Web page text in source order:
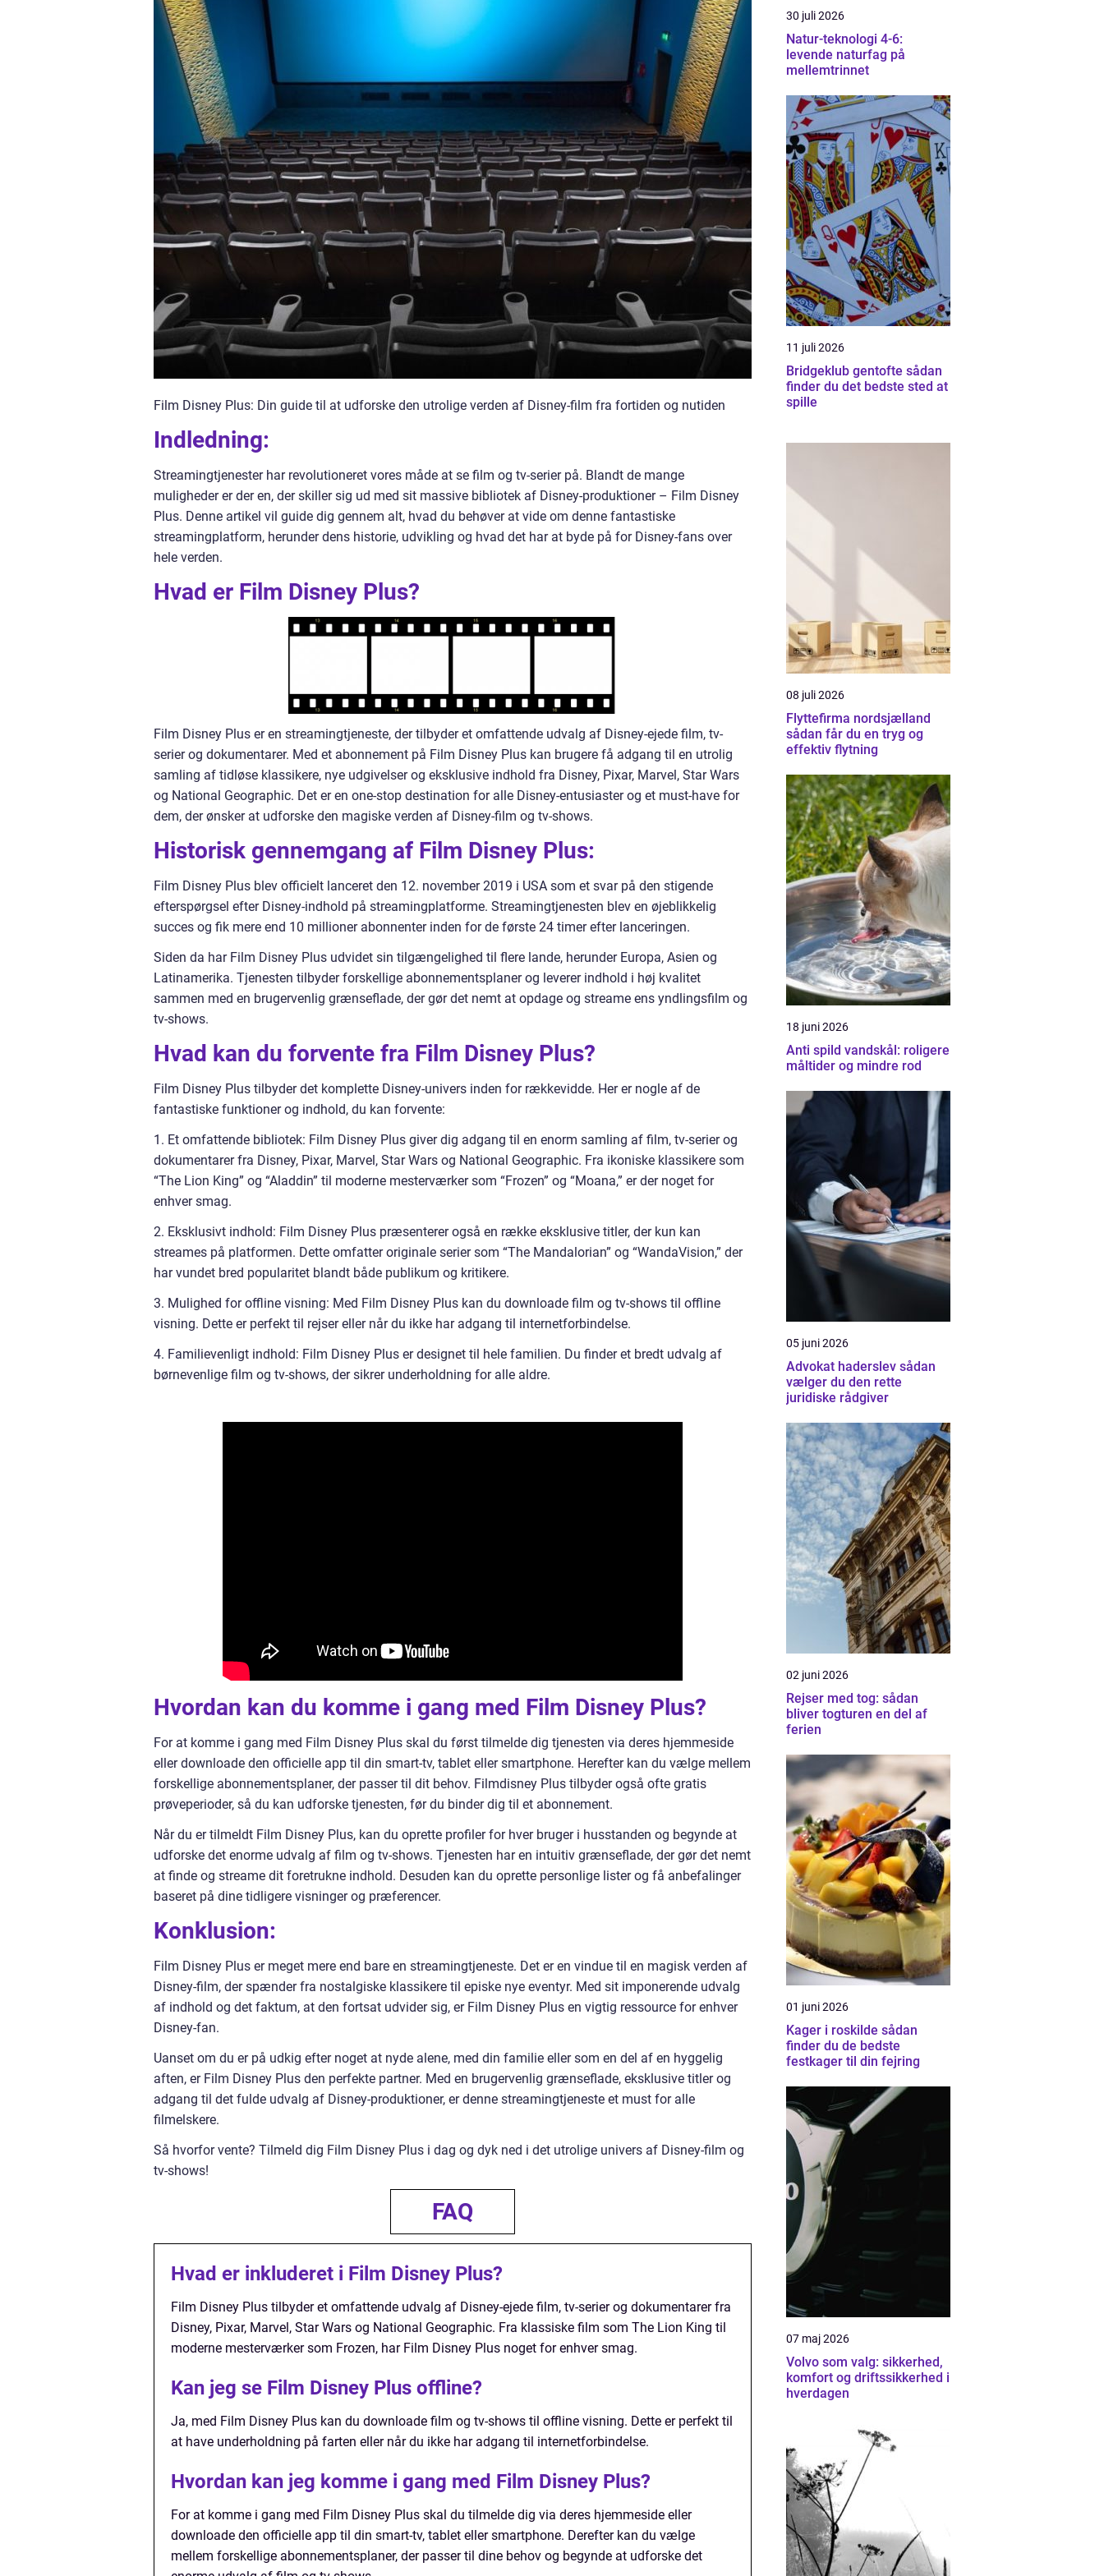
Film Disney Plus: Din guide til at udforske den utrolige verden af Disney-film fra fortiden og nutiden
Indledning:
Streamingtjenester har revolutioneret vores måde at se film og tv-serier på. Blandt de mange
muligheder er der en, der skiller sig ud med sit massive bibliotek af Disney-produktioner – Film Disney
Plus. Denne artikel vil guide dig gennem alt, hvad du behøver at vide om denne fantastiske
streamingplatform, herunder dens historie, udvikling og hvad det har at byde på for Disney-fans over
hele verden.
Hvad er Film Disney Plus?
Film Disney Plus er en streamingtjeneste, der tilbyder et omfattende udvalg af Disney-ejede film, tv-
serier og dokumentarer. Med et abonnement på Film Disney Plus kan brugere få adgang til en utrolig
samling af tidløse klassikere, nye udgivelser og eksklusive indhold fra Disney, Pixar, Marvel, Star Wars
og National Geographic. Det er en one-stop destination for alle Disney-entusiaster og et must-have for
dem, der ønsker at udforske den magiske verden af Disney-film og tv-shows.
Historisk gennemgang af Film Disney Plus:
Film Disney Plus blev officielt lanceret den 12. november 2019 i USA som et svar på den stigende
efterspørgsel efter Disney-indhold på streamingplatforme. Streamingtjenesten blev en øjeblikkelig
succes og fik mere end 10 millioner abonnenter inden for de første 24 timer efter lanceringen.
Siden da har Film Disney Plus udvidet sin tilgængelighed til flere lande, herunder Europa, Asien og
Latinamerika. Tjenesten tilbyder forskellige abonnementsplaner og leverer indhold i høj kvalitet
sammen med en brugervenlig grænseflade, der gør det nemt at opdage og streame ens yndlingsfilm og
tv-shows.
Hvad kan du forvente fra Film Disney Plus?
Film Disney Plus tilbyder det komplette Disney-univers inden for rækkevidde. Her er nogle af de
fantastiske funktioner og indhold, du kan forvente:
1. Et omfattende bibliotek: Film Disney Plus giver dig adgang til en enorm samling af film, tv-serier og
dokumentarer fra Disney, Pixar, Marvel, Star Wars og National Geographic. Fra ikoniske klassikere som
“The Lion King” og “Aladdin” til moderne mesterværker som “Frozen” og “Moana,” er der noget for
enhver smag.
2. Eksklusivt indhold: Film Disney Plus præsenterer også en række eksklusive titler, der kun kan
streames på platformen. Dette omfatter originale serier som “The Mandalorian” og “WandaVision,” der
har vundet bred popularitet blandt både publikum og kritikere.
3. Mulighed for offline visning: Med Film Disney Plus kan du downloade film og tv-shows til offline
visning. Dette er perfekt til rejser eller når du ikke har adgang til internetforbindelse.
4. Familievenligt indhold: Film Disney Plus er designet til hele familien. Du finder et bredt udvalg af
børnevenlige film og tv-shows, der sikrer underholdning for alle aldre.
Hvordan kan du komme i gang med Film Disney Plus?
For at komme i gang med Film Disney Plus skal du først tilmelde dig tjenesten via deres hjemmeside
eller downloade den officielle app til din smart-tv, tablet eller smartphone. Herefter kan du vælge mellem
forskellige abonnementsplaner, der passer til dit behov. Filmdisney Plus tilbyder også ofte gratis
prøveperioder, så du kan udforske tjenesten, før du binder dig til et abonnement.
Når du er tilmeldt Film Disney Plus, kan du oprette profiler for hver bruger i husstanden og begynde at
udforske det enorme udvalg af film og tv-shows. Tjenesten har en intuitiv grænseflade, der gør det nemt
at finde og streame dit foretrukne indhold. Desuden kan du oprette personlige lister og få anbefalinger
baseret på dine tidligere visninger og præferencer.
Konklusion:
Film Disney Plus er meget mere end bare en streamingtjeneste. Det er en vindue til en magisk verden af
Disney-film, der spænder fra nostalgiske klassikere til episke nye eventyr. Med sit imponerende udvalg
af indhold og det faktum, at den fortsat udvider sig, er Film Disney Plus en vigtig ressource for enhver
Disney-fan.
Uanset om du er på udkig efter noget at nyde alene, med din familie eller som en del af en hyggelig
aften, er Film Disney Plus den perfekte partner. Med en brugervenlig grænseflade, eksklusive titler og
adgang til det fulde udvalg af Disney-produktioner, er denne streamingtjeneste et must for alle
filmelskere.
Så hvorfor vente? Tilmeld dig Film Disney Plus i dag og dyk ned i det utrolige univers af Disney-film og
tv-shows!
FAQ
Hvad er inkluderet i Film Disney Plus?
Film Disney Plus tilbyder et omfattende udvalg af Disney-ejede film, tv-serier og dokumentarer fra
Disney, Pixar, Marvel, Star Wars og National Geographic. Fra klassiske film som The Lion King til
moderne mesterværker som Frozen, har Film Disney Plus noget for enhver smag.
Kan jeg se Film Disney Plus offline?
Ja, med Film Disney Plus kan du downloade film og tv-shows til offline visning. Dette er perfekt til
at have underholdning på farten eller når du ikke har adgang til internetforbindelse.
Hvordan kan jeg komme i gang med Film Disney Plus?
For at komme i gang med Film Disney Plus skal du tilmelde dig via deres hjemmeside eller
downloade den officielle app til din smart-tv, tablet eller smartphone. Derefter kan du vælge
mellem forskellige abonnementsplaner, der passer til dine behov og begynde at udforske det
30 juli 2026
Natur-teknologi 4-6:
levende naturfag på
mellemtrinnet
11 juli 2026
Bridgeklub gentofte sådan
finder du det bedste sted at
spille
08 juli 2026
Flyttefirma nordsjælland
sådan får du en tryg og
effektiv flytning
18 juni 2026
Anti spild vandskål: roligere
måltider og mindre rod
05 juni 2026
Advokat haderslev sådan
vælger du den rette
juridiske rådgiver
02 juni 2026
Rejser med tog: sådan
bliver togturen en del af
ferien
01 juni 2026
Kager i roskilde sådan
finder du de bedste
festkager til din fejring
07 maj 2026
Volvo som valg: sikkerhed,
komfort og driftssikkerhed i
hverdagen